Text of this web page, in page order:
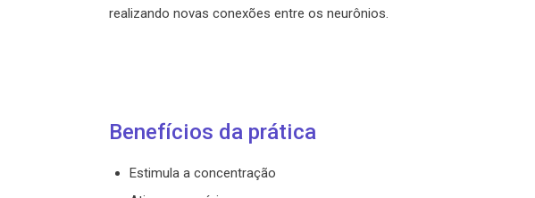
realizando novas conexões entre os neurônios.
Benefícios da prática
Estimula a concentração